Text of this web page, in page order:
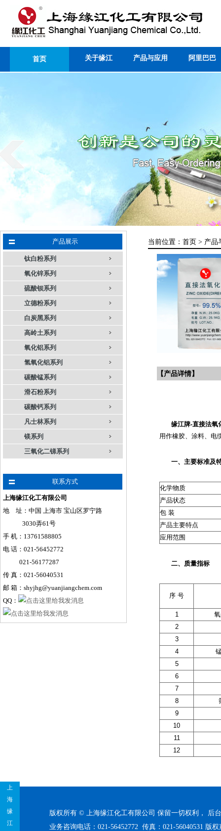
首页 关于缘江 产品与应用 阿里巴巴
产品展示
钛白粉系列
氧化锌系列
硫酸钡系列
立德粉系列
白炭黑系列
高岭土系列
氧化铝系列
氢氧化铝系列
碳酸锰系列
滑石粉系列
碳酸钙系列
凡士林系列
镁系列
三氧化二锑系列
联系方式
上海缘江化工有限公司
地 址：中国 上海市 宝山区罗宁路
3030弄61号
手 机 ： 13761588805
电 话：021-56452772
021-56177287
传 真：021-56040531
邮 箱：shyjhg@yuanjiangchem.com
QQ：
当前位置： 首页 > 产品
【产品详情】
缘江牌-直接法氧
用作橡胶、涂料、电
一、主要标准及
化学物质
产品状态
包 装
产品主要特点
应用范围
二、质量指标
序 号
1
2
3
4
5
6
7
8
9
10
11
12
上
海
缘
江
版权所有 © 上海缘江化工有限公司 保留一切权利， 后
业务咨询电话：021-56452772 传真：021-56040531 版权